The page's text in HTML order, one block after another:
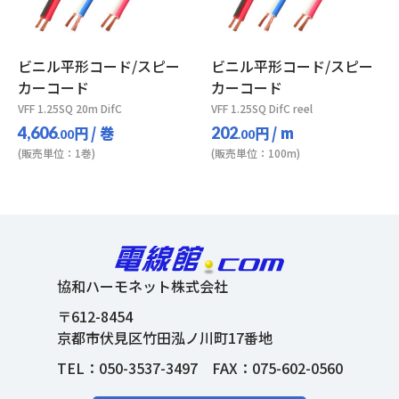
ビニル平形コード/スピー
カーコード
VFF 1.25SQ 20m DifC
4,606.00円/ 巻
(販売単位：1巻)
ビニル平形コード/スピー
カーコード
VFF 1.25SQ DifC reel
202.00円/ m
(販売単位：100m)
協和ハーモネット株式会社
〒612-8454
京都市伏見区竹田泓ノ川町17番地
TEL： 050-3537-3497FAX：075-602-0560